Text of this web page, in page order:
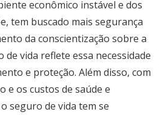
econômico instável e dos
tem buscado mais segurança
da conscientização sobre a
vida reflete essa necessidade
e proteção. Além disso, com
e os custos de saúde e
seguro de vida tem se